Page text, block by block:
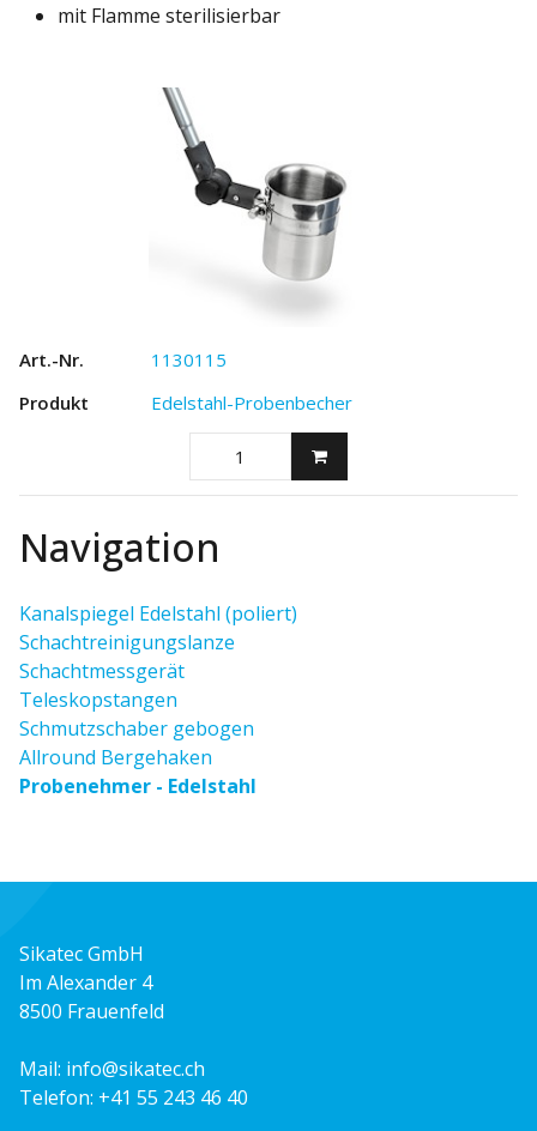
Navigation
Kanalspiegel Edelstahl (poliert)
Schachtreinigungslanze
Schachtmessgerät
Teleskopstangen
Schmutzschaber gebogen
Allround Bergehaken
Probenehmer - Edelstahl
mit Flamme sterilisierbar
1130115
Edelstahl-Probenbecher
Sikatec GmbH
Im Alexander 4
8500 Frauenfeld
Mail: info@sikatec.ch
Telefon: +41 55 243 46 40